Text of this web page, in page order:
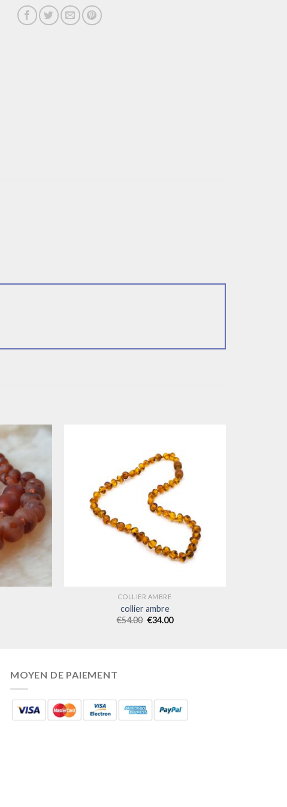
COLLIER AMBRE
collier ambre
€54.00 €34.00
MOYEN DE PAIEMENT